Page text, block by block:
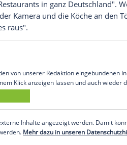
Cortez) wurde erschlagen
Arbeitgeber Franz-Josef
vor die Tür gesetzt. Ein
ersten Mal.
(Shenja Lacher) ins Visier
eine Verurteilung wegen
Jahre saß Gerg im
seine Unschuld.